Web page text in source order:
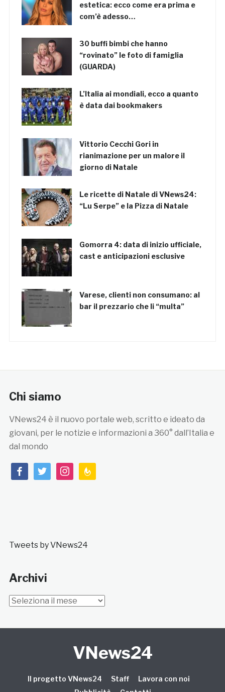
estetica: ecco come era prima e
com’è adesso…
30 buffi bimbi che hanno
“rovinato” le foto di famiglia
(GUARDA)
L’Italia ai mondiali, ecco a quanto
è data dai bookmakers
Vittorio Cecchi Gori in
rianimazione per un malore il
giorno di Natale
Le ricette di Natale di VNews24:
“Lu Serpe” e la Pizza di Natale
Gomorra 4: data di inizio ufficiale,
cast e anticipazioni esclusive
Varese, clienti non consumano: al
bar il prezzario che li “multa”
Chi siamo
VNews24 è il nuovo portale web, scritto e ideato da
giovani, per le notizie e informazioni a 360° dall’Italia e
dal mondo
facebooktwitterinstagramfeedburner
Tweets by VNews24
Archivi
Archivi
VNews24
Il progetto VNews24 Staff
Lavora con noi